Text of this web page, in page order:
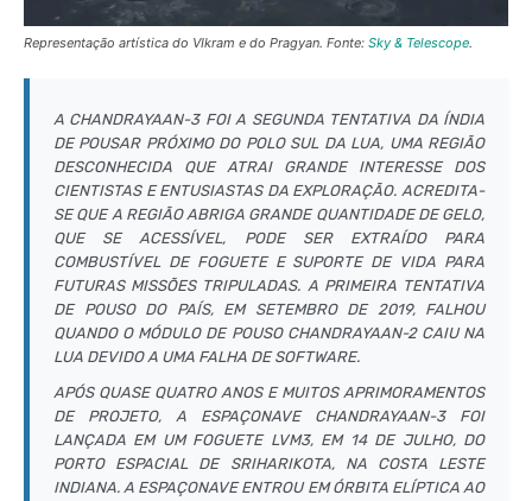
Representação artística do VIkram e do Pragyan. Fonte: Sky & Telescope.
A CHANDRAYAAN-3 FOI A SEGUNDA TENTATIVA DA ÍNDIA
DE POUSAR PRÓXIMO DO POLO SUL DA LUA, UMA REGIÃO
DESCONHECIDA QUE ATRAI GRANDE INTERESSE DOS
CIENTISTAS E ENTUSIASTAS DA EXPLORAÇÃO. ACREDITA-
SE QUE A REGIÃO ABRIGA GRANDE QUANTIDADE DE GELO,
QUE SE ACESSÍVEL, PODE SER EXTRAÍDO PARA
COMBUSTÍVEL DE FOGUETE E SUPORTE DE VIDA PARA
FUTURAS MISSÕES TRIPULADAS. A PRIMEIRA TENTATIVA
DE POUSO DO PAÍS, EM SETEMBRO DE 2019, FALHOU
QUANDO O MÓDULO DE POUSO CHANDRAYAAN-2 CAIU NA
LUA DEVIDO A UMA FALHA DE SOFTWARE.
APÓS QUASE QUATRO ANOS E MUITOS APRIMORAMENTOS
DE PROJETO, A ESPAÇONAVE CHANDRAYAAN-3 FOI
LANÇADA EM UM FOGUETE LVM3, EM 14 DE JULHO, DO
PORTO ESPACIAL DE SRIHARIKOTA, NA COSTA LESTE
INDIANA. A ESPAÇONAVE ENTROU EM ÓRBITA ELÍPTICA AO